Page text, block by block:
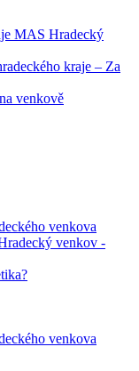
MAS Hradecký
kraje – Za
venkově
venkova
venkov -
venkova